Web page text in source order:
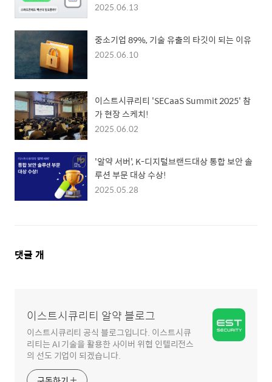
2025.06.13
중소기업 89%, 기술 유출의 타깃이 되는 이유
2025.06.10
이스트시큐리티 'SECaaS Summit 2025' 참
가 현장 스케치!
2025.06.02
'알약 서버', K-디지털브랜드대상 통합 보안 솔
루션 부문 대상 수상!
2025.05.28
댓
댓글 개
이스트시큐리티 알약 블로그
이스트시큐리티 공식 블로그입니다. 이스트시큐
리티는 AI 기술을 활용한 사이버 위협 인텔리전스
의 선도 기업이 되겠습니다.